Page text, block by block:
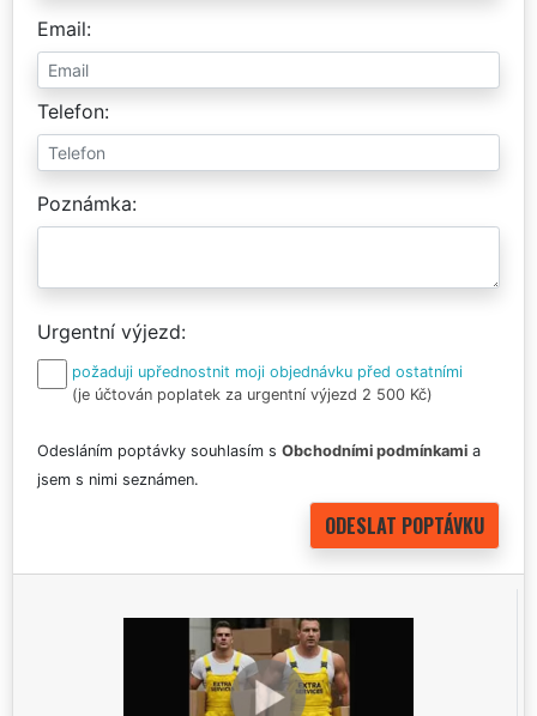
Email
Telefon
Poznámka
Urgentní výjezd
požaduji upřednostnit moji objednávku před ostatními
(je účtován poplatek za urgentní výjezd 2 500 Kč)
Odesláním poptávky souhlasím s Obchodními podmínkami a
jsem s nimi seznámen.